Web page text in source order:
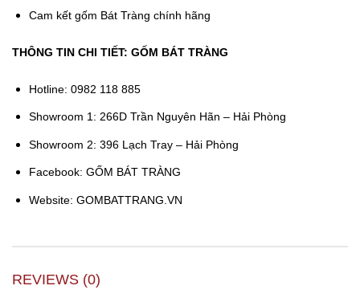
Cam kết gốm Bát Tràng chính hãng
THÔNG TIN CHI TIẾT: GỐM BÁT TRÀNG
Hotline: 0982 118 885
Showroom 1: 266D Trần Nguyên Hãn – Hải Phòng
Showroom 2: 396 Lạch Tray – Hải Phòng
Facebook: GỐM BÁT TRÀNG
Website: GOMBATTRANG.VN
REVIEWS (0)